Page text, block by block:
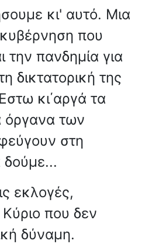
κι' αυτό. Μια
που
την πανδημία για
δικτατορική της
κι΄αργά τα
όργανα των
στη
δούμε...
εκλογές,
που δεν
δύναμη.